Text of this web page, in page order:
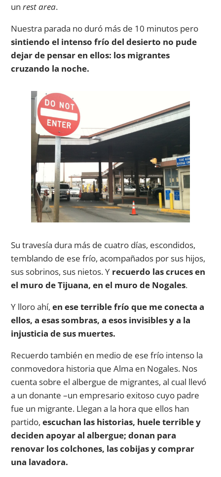
unrest area.
Nuestra parada no duró más de 10 minutos pero
sintiendo el intenso frío del desierto no pude
dejar de pensar en ellos: los migrantes
cruzando la noche.
Su travesía dura más de cuatro días, escondidos,
temblando de ese frío, acompañados por sus hijos,
sus sobrinos, sus nietos. Y recuerdo las cruces en
el muro de Tijuana, en el muro de Nogales.
Y lloro ahí,en ese terrible frío que me conecta a
ellos, a esas sombras, a esos invisibles y a la
injusticia de sus muertes.
Recuerdo también en medio de ese frío intenso la
conmovedora historia que Alma en Nogales. Nos
cuenta sobre el albergue de migrantes, al cual llevó
a un donante –un empresario exitoso cuyo padre
fue un migrante. Llegan a la hora que ellos han
partido, escuchan las historias, huele terrible y
deciden apoyar al albergue; donan para
renovar los colchones, las cobijas y comprar
una lavadora.